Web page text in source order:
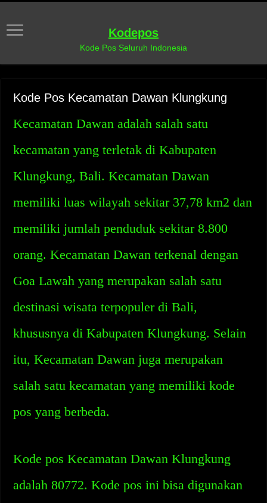
Kodepos
Kode Pos Seluruh Indonesia
Kode Pos Kecamatan Dawan Klungkung
Kecamatan Dawan adalah salah satu
kecamatan yang terletak di Kabupaten
Klungkung, Bali. Kecamatan Dawan
memiliki luas wilayah sekitar 37,78 km2 dan
memiliki jumlah penduduk sekitar 8.800
orang. Kecamatan Dawan terkenal dengan
Goa Lawah yang merupakan salah satu
destinasi wisata terpopuler di Bali,
khususnya di Kabupaten Klungkung. Selain
itu, Kecamatan Dawan juga merupakan
salah satu kecamatan yang memiliki kode
pos yang berbeda.
Kode pos Kecamatan Dawan Klungkung
adalah 80772. Kode pos ini bisa digunakan